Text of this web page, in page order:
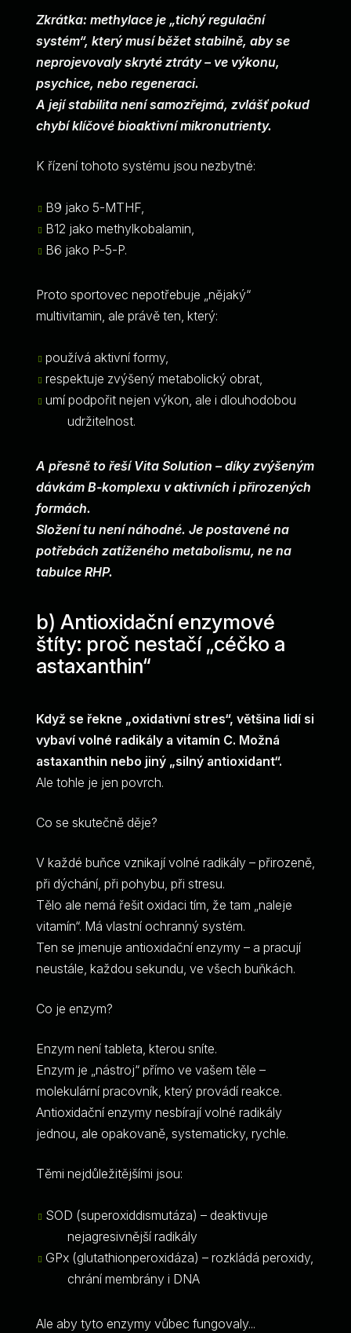
Zkrátka: methylace je „tichý regulační
systém“, který musí běžet stabilně, aby se
neprojevovaly skryté ztráty – ve výkonu,
psychice, nebo regeneraci.
A její stabilita není samozřejmá, zvlášť pokud
chybí klíčové bioaktivní mikronutrienty.
K řízení tohoto systému jsou nezbytné:
B9 jako 5-MTHF,
B12 jako methylkobalamin,
B6 jako P-5-P.
Proto sportovec nepotřebuje „nějaký“
multivitamin, ale právě ten, který:
používá aktivní formy,
respektuje zvýšený metabolický obrat,
umí podpořit nejen výkon, ale i dlouhodobou
udržitelnost.
A přesně to řeší Vita Solution – díky zvýšeným
dávkám B-komplexu v aktivních i přirozených
formách.
Složení tu není náhodné. Je postavené na
potřebách zatíženého metabolismu, ne na
tabulce RHP.
b) Antioxidační enzymové
štíty: proč nestačí „céčko a
astaxanthin“
Když se řekne „oxidativní stres“, většina lidí si
vybaví volné radikály a vitamín C. Možná
astaxanthin nebo jiný „silný antioxidant“.
Ale tohle je jen povrch.
Co se skutečně děje?
V každé buňce vznikají volné radikály – přirozeně,
při dýchání, při pohybu, při stresu.
Tělo ale nemá řešit oxidaci tím, že tam „naleje
vitamín“. Má vlastní ochranný systém.
Ten se jmenuje antioxidační enzymy – a pracují
neustále, každou sekundu, ve všech buňkách.
Co je enzym?
Enzym není tableta, kterou sníte.
Enzym je „nástroj“ přímo ve vašem těle –
molekulární pracovník, který provádí reakce.
Antioxidační enzymy nesbírají volné radikály
jednou, ale opakovaně, systematicky, rychle.
Těmi nejdůležitějšími jsou:
SOD (superoxiddismutáza) – deaktivuje
nejagresivnější radikály
GPx (glutathionperoxidáza) – rozkládá peroxidy,
chrání membrány i DNA
Ale aby tyto enzymy vůbec fungovaly...